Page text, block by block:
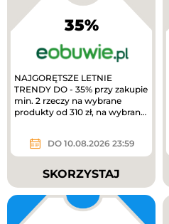
35%
NAJGORĘTSZE LETNIE
TRENDY DO - 35% przy zakupie
min. 2 rzeczy na wybrane
produkty od 310 zł, na wybrane
DO 10.08.2026 23:59
SKORZYSTAJ